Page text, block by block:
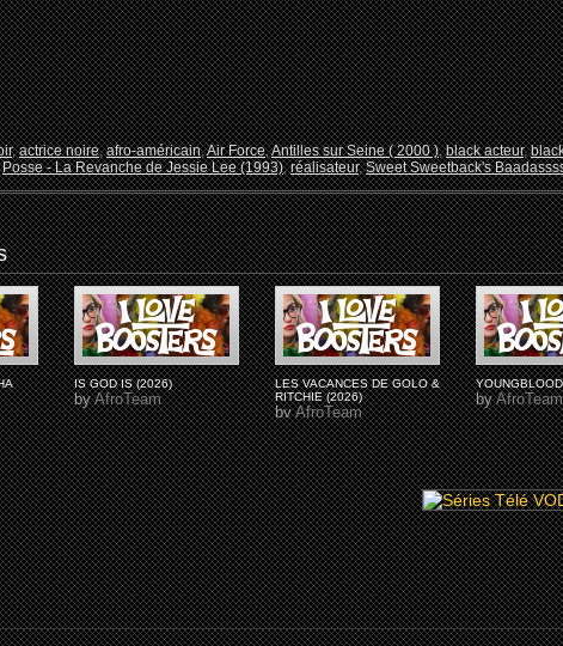
,actrice noire,afro-américain,Air Force,Antilles sur Seine ( 2000 ),black acteur,
Posse - La Revanche de Jessie Lee (1993),réalisateur,Sweet Sweetback's
IS GOD IS (2026)
byAfroTeam
LES VACANCES DE GOLO &
RITCHIE (2026)
byAfroTeam
byAfroTeam